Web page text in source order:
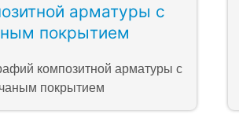
арматуры с
покрытием
композитной арматуры с
покрытием